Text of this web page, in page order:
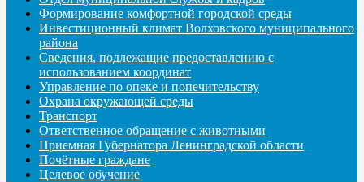
Формирование комфортной городской среды
Инвестиционный климат Волховского муниципального
района
Сведения, подлежащие предоставлению с
использованием координат
Управление по опеке и попечительству
Охрана окружающей среды
Транспорт
Ответственное обращение с животными
Приемная Губернатора Ленинградской области
Почётные граждане
Целевое обучение